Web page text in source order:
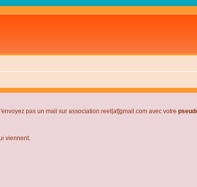
pas un mail sur association.reel[at]gmail.com avec votre
viennent.